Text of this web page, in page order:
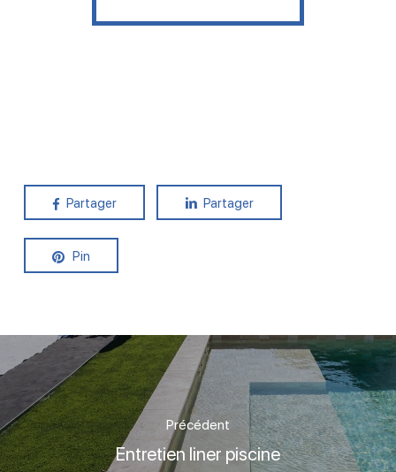
Partager Partager
Pin
Précédent
Entretien liner piscine